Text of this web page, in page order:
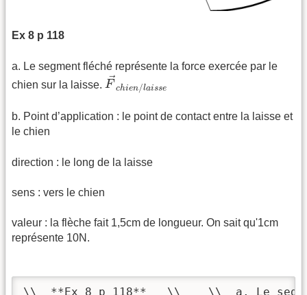
Ex 8 p 118
a. Le segment fléché représente la force exercée par le
chien sur la laisse.
→
F chien/laisse
F→chien/lais se
b. Point d’application : le point de contact entre la laisse et
le chien
direction : le long de la laisse
sens : vers le chien
valeur : la flèche fait 1,5cm de longueur. On sait qu'1cm
représente 10N.